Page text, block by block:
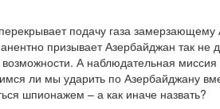
подачу газа замерзающему
призывает Азербайджан так не
А наблюдательная
ли мы ударить по Азербайджану
шпионажем – а как иначе назвать?